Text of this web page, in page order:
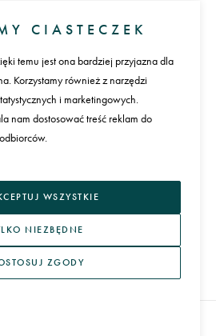
Załóż konto
Płatności
Język
POLITYKA PRYWATNOŚCI
CIASTECZEK
temu jest ona bardziej przyjazna dla
Korzystamy również z narzędzi
i marketingowych.
nam dostosować treść reklam do
WSZYSTKIE
NIEZBĘDNE
ZGODY